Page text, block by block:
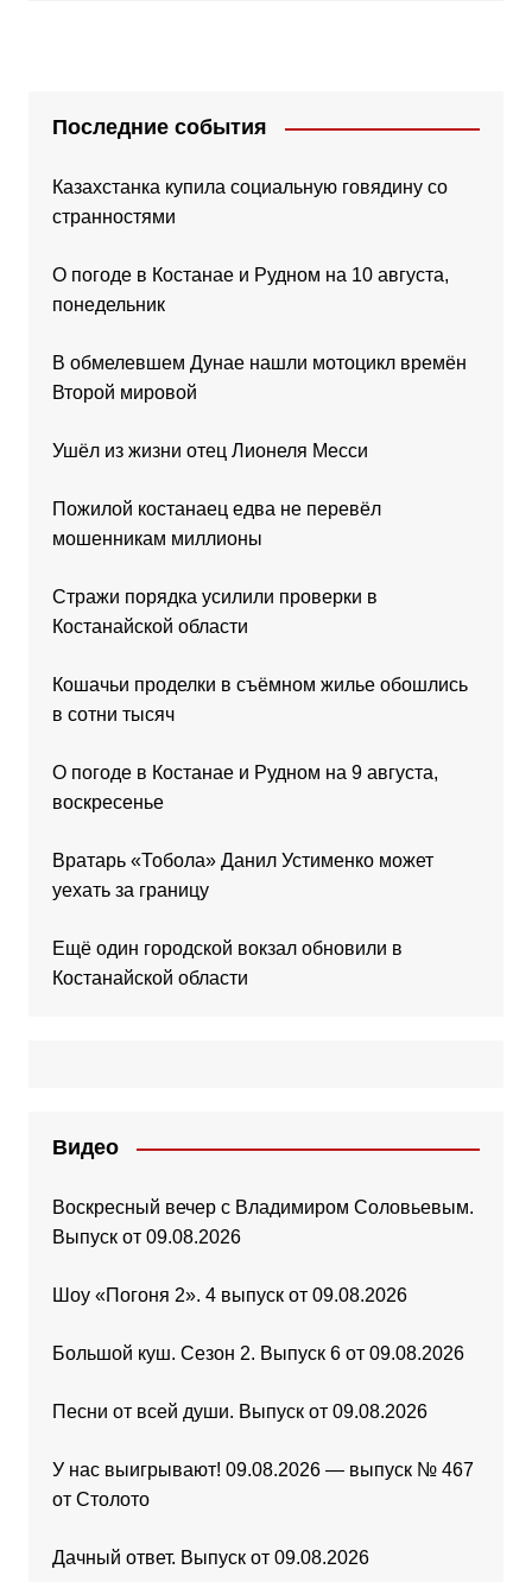
Последние события
Казахстанка купила социальную говядину со
странностями
О погоде в Костанае и Рудном на 10 августа,
понедельник
В обмелевшем Дунае нашли мотоцикл времён
Второй мировой
Ушёл из жизни отец Лионеля Месси
Пожилой костанаец едва не перевёл
мошенникам миллионы
Стражи порядка усилили проверки в
Костанайской области
Кошачьи проделки в съёмном жилье обошлись
в сотни тысяч
О погоде в Костанае и Рудном на 9 августа,
воскресенье
Вратарь «Тобола» Данил Устименко может
уехать за границу
Ещё один городской вокзал обновили в
Костанайской области
Видео
Воскресный вечер с Владимиром Соловьевым.
Выпуск от 09.08.2026
Шоу «Погоня 2». 4 выпуск от 09.08.2026
Большой куш. Сезон 2. Выпуск 6 от 09.08.2026
Песни от всей души. Выпуск от 09.08.2026
У нас выигрывают! 09.08.2026 — выпуск № 467
от Столото
Дачный ответ. Выпуск от 09.08.2026